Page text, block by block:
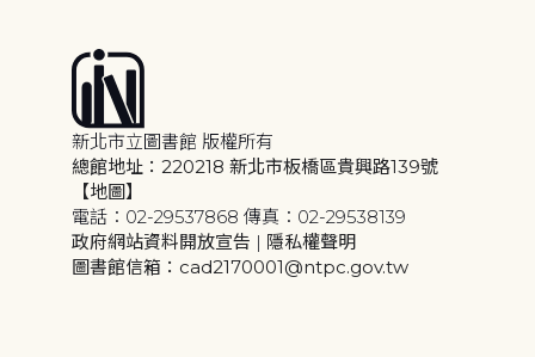
新北市立圖書館 版權所有
總館地址：220218 新北市板橋區貴興路139號
【地圖】
電話：02-29537868 傳真：02-29538139
政府網站資料開放宣告 | 隱私權聲明
圖書館信箱：cad2170001@ntpc.gov.tw